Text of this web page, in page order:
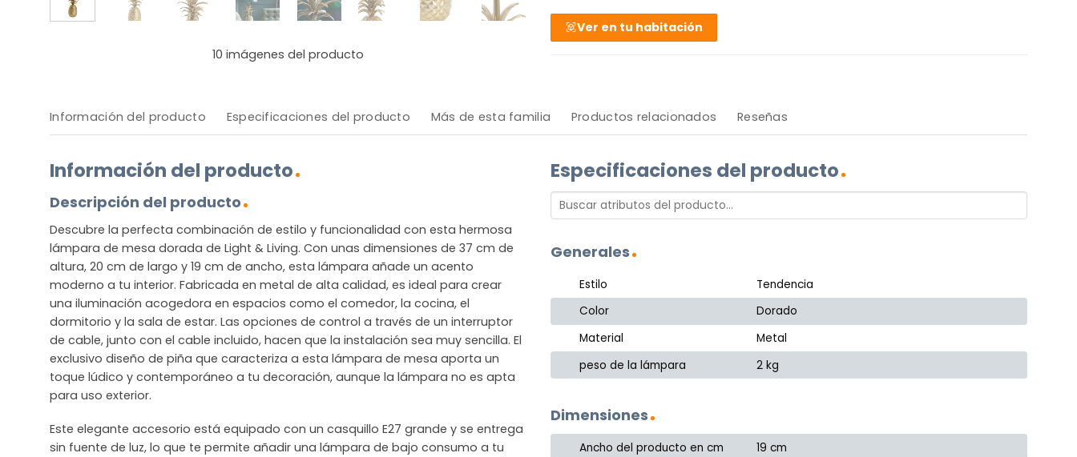
10 imágenes del producto
Ver en tu habitación
Información del producto Especificaciones del producto Más de esta familia Productos relacionados Reseñas
Información del producto
Descripción del producto
Descubre la perfecta combinación de estilo y funcionalidad con esta hermosa
lámpara de mesa dorada de Light & Living. Con unas dimensiones de 37 cm de
altura, 20 cm de largo y 19 cm de ancho, esta lámpara añade un acento
moderno a tu interior. Fabricada en metal de alta calidad, es ideal para crear
una iluminación acogedora en espacios como el comedor, la cocina, el
dormitorio y la sala de estar. Las opciones de control a través de un interruptor
de cable, junto con el cable incluido, hacen que la instalación sea muy sencilla. El
exclusivo diseño de piña que caracteriza a esta lámpara de mesa aporta un
toque lúdico y contemporáneo a tu decoración, aunque la lámpara no es apta
para uso exterior.
Este elegante accesorio está equipado con un casquillo E27 grande y se entrega
sin fuente de luz, lo que te permite añadir una lámpara de bajo consumo a tu
Especificaciones del producto
Generales
Estilo
Tendencia
Color
Dorado
Material
Metal
peso de la lámpara
2 kg
Dimensiones
Ancho del producto en cm
19 cm